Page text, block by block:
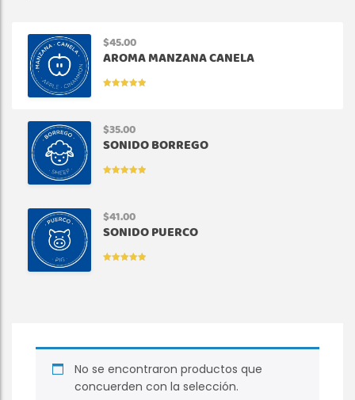
$45.00
AROMA MANZANA CANELA
$35.00
SONIDO BORREGO
$41.00
SONIDO PUERCO
No se encontraron productos que
concuerden con la selección.